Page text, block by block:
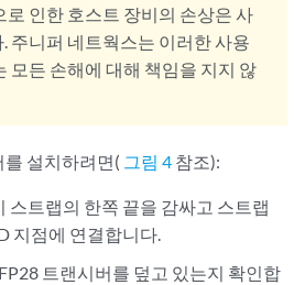
로 인한 호스트 장비의 손상은 사
주니퍼 네트웍스는 이러한 사용
모든 손해에 대해 책임을 지지 않
를 설치하려면( 그림 4 참조):
스트랩의 한쪽 끝을 감싸고 스트랩
지점에 연결합니다.
트랜시버를 덮고 있는지 확인합